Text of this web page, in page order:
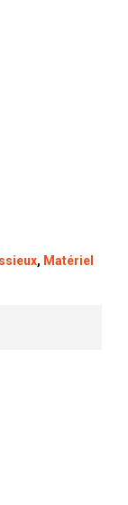
, Matériel